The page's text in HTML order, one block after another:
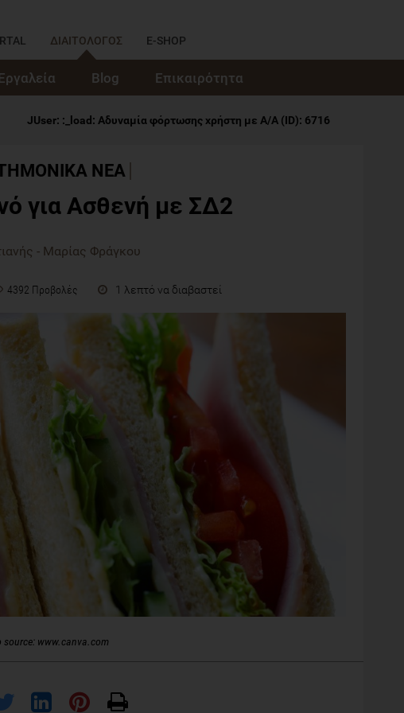
ΔΙΑΙΤΟΛΟΓΟΣ E-SHOP
Blog Επικαιρότητα
ΝΕΑ
για Ασθενή με ΣΔ2
- Μαρίας Φράγκου
4392 Προβολές 1 λεπτό να διαβαστεί
source: www.canva.com